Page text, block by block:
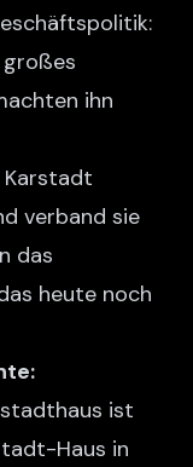
großes
ihn
Karstadt
verband sie
das
heute noch
ist
Haus in